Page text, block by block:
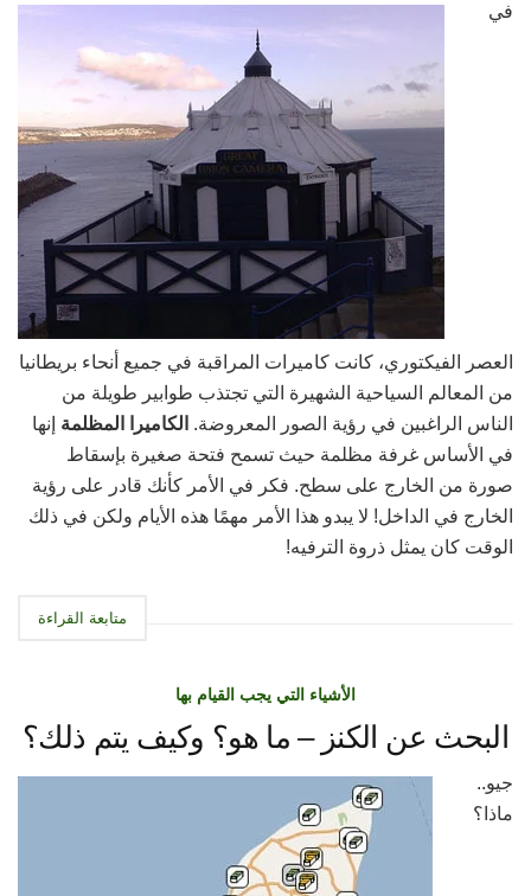
في
العصر الفيكتوري، كانت كاميرات المراقبة في جميع أنحاء بريطانيا
من المعالم السياحية الشهيرة التي تجتذب طوابير طويلة من
الناس الراغبين في رؤية الصور المعروضة. الكاميرا المظلمة إنها
في الأساس غرفة مظلمة حيث تسمح فتحة صغيرة بإسقاط
صورة من الخارج على سطح. فكر في الأمر كأنك قادر على رؤية
الخارج في الداخل! لا يبدو هذا الأمر مهمًا هذه الأيام ولكن في ذلك
الوقت كان يمثل ذروة الترفيه!
متابعة القراءة
الأشياء التي يجب القيام بها
البحث عن الكنز – ما هو؟ وكيف يتم ذلك؟
جيو..
ماذا؟